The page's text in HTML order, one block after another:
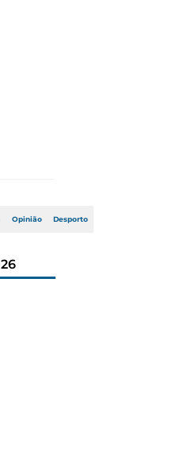
Opinião Desporto